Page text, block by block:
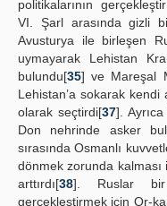
politikalarının
VI. Şarl arasında gizli
Avusturya ile birleşen
uymayarak Lehistan
bulundu[35] ve Mareşal
Lehistan’a sokarak kendi
olarak seçtirdi[37].
Don nehrinde asker
sırasında Osmanlı
dönmek zorunda
arttırdı[38]. Ruslar bir
gerçekleştirmek için Or-